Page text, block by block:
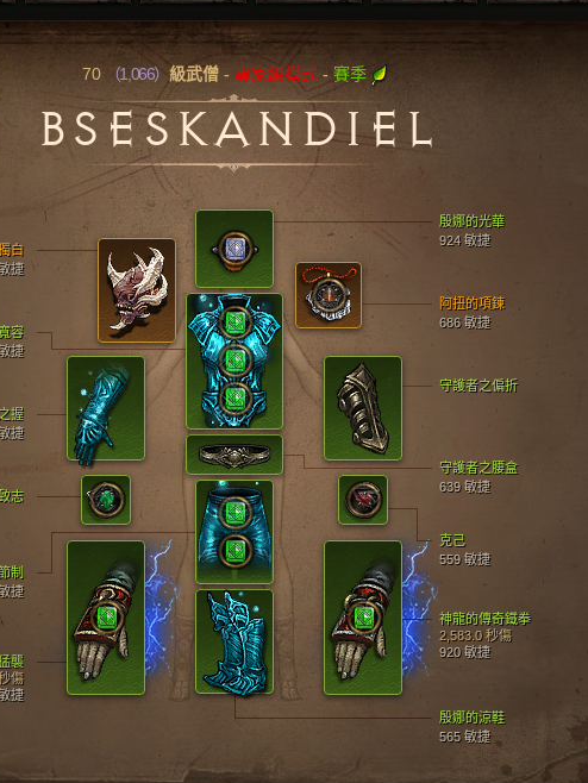
70 （1,066）級武僧 - 專家級模式 - 賽季
BSESKANDIEL
殷娜的光華
924 敏捷
容
捷
殷娜的涼鞋
565 敏捷
握
捷
白
捷
制
捷
守護者之偏折
襲
傷
捷
神龍的傳奇鐵拳
2,583.0 秒傷
920 敏捷
守護者之腰盒
639 敏捷
克己
559 敏捷
志
阿扭的項鍊
686 敏捷